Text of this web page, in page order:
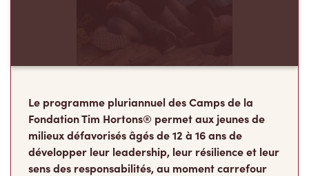
Le programme pluriannuel des Camps de la
Fondation Tim Hortons® permet aux jeunes de
milieux défavorisés âgés de 12 à 16 ans de
développer leur leadership, leur résilience et leur
sens des responsabilités, au moment carrefour